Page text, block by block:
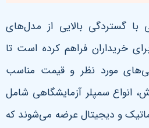
با گستردگی بالایی از مدل‌های
خریداران فراهم کرده است تا
مورد نظر و قیمت مناسب
انواع سمپلر آزمایشگاهی شامل
و دیجیتال عرضه می‌شوند که